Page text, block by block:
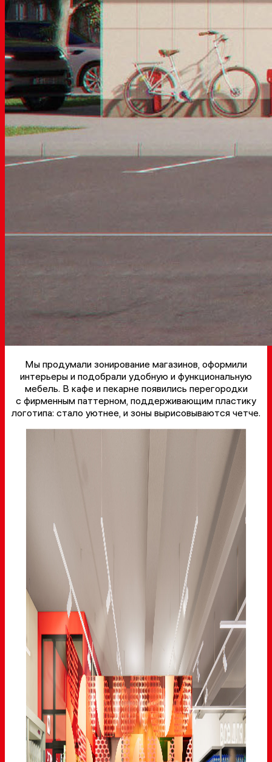
Мы продумали зонирование магазинов, оформили
интерьеры и подобрали удобную и функциональную
мебель. В кафе и пекарне появились перегородки
с фирменным паттерном, поддерживающим пластику
логотипа: стало уютнее, и зоны вырисовываются четче.